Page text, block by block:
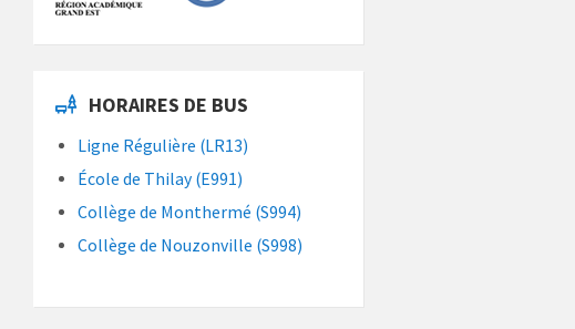
HORAIRES DE BUS
Ligne Régulière (LR13)
École de Thilay (E991)
Collège de Monthermé (S994)
Collège de Nouzonville (S998)